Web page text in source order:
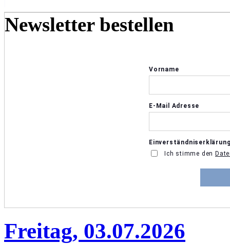
Newsletter bestellen
Freitag, 03.07.2026